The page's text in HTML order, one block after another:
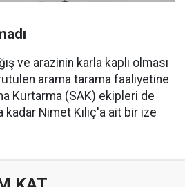
ve arazinin karla kaplı olması
arama tarama faaliyetine
Kurtarma (SAK) ekipleri de
Nimet Kılıç'a ait bir ize